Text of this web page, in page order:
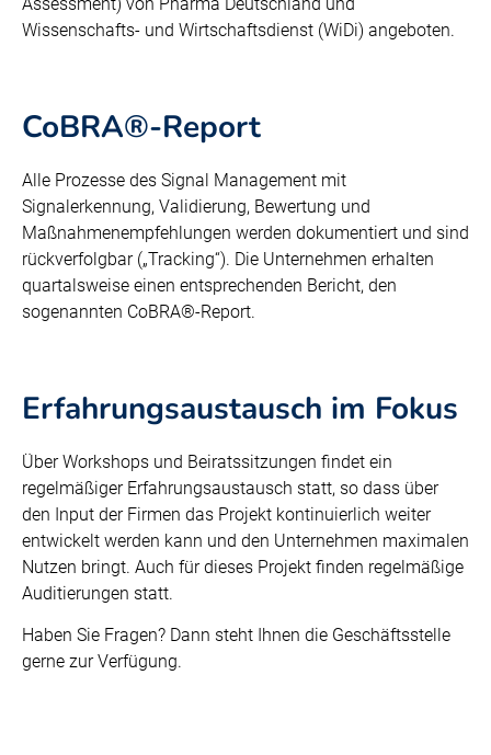
Wissenschafts- und Wirtschaftsdienst (WiDi) angeboten.
CoBRA®-Report
Alle Prozesse des Signal Management mit
Signalerkennung, Validierung, Bewertung und
Maßnahmenempfehlungen werden dokumentiert und sind
rückverfolgbar („Tracking“). Die Unternehmen erhalten
quartalsweise einen entsprechenden Bericht, den
sogenannten CoBRA®-Report.
Erfahrungsaustausch im Fokus
Über Workshops und Beiratssitzungen findet ein
regelmäßiger Erfahrungsaustausch statt, so dass über
den Input der Firmen das Projekt kontinuierlich weiter
entwickelt werden kann und den Unternehmen maximalen
Nutzen bringt. Auch für dieses Projekt finden regelmäßige
Auditierungen statt.
Haben Sie Fragen? Dann steht Ihnen die Geschäftsstelle
gerne zur Verfügung.